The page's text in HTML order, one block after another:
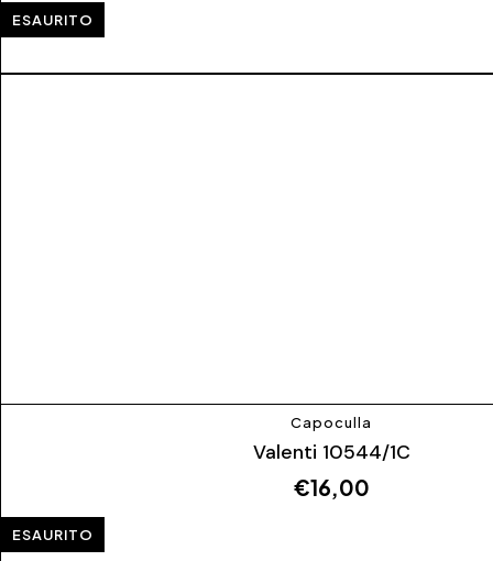
ESAURITO
Capoculla
Valenti 10544/1C
€16,00
ESAURITO